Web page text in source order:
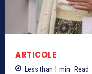
ARTICOLE
Less than 1 min. Read